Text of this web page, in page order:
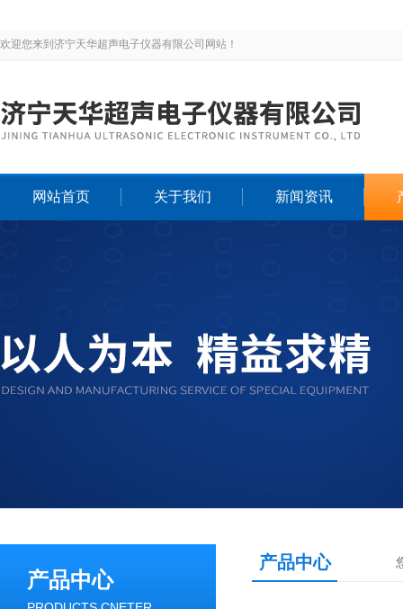
欢迎您来到济宁天华超声电子仪器有限公司网站！
网站首页 关于我们 新闻资讯
产品中心
产品中心